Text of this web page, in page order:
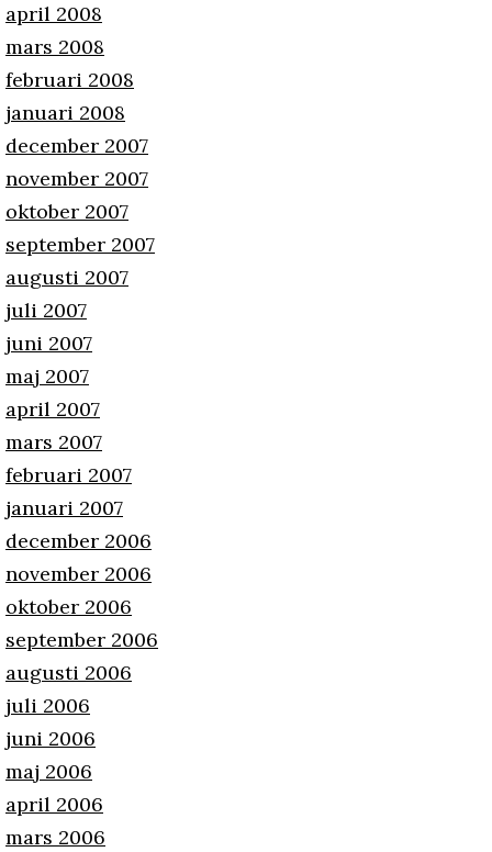
april 2008
mars 2008
februari 2008
januari 2008
december 2007
november 2007
oktober 2007
september 2007
augusti 2007
juli 2007
juni 2007
maj 2007
april 2007
mars 2007
februari 2007
januari 2007
december 2006
november 2006
oktober 2006
september 2006
augusti 2006
juli 2006
juni 2006
maj 2006
april 2006
mars 2006